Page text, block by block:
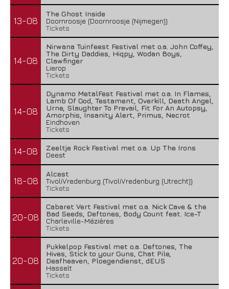
Waterparks – Jinx
13-08
The Ghost Inside
Doornroosje (Doornroosje (Nijmegen))
Tickets
14-08
Nirwana Tuinfeest Festival met o.a. John Coffey,
The Dirty Daddies, Hiqpy, Wodan Boys,
Clawfinger
Lierop
Tickets
14-08
Dynamo MetalFest Festival met o.a. In Flames,
Lamb Of God, Testament, Overkill, Death Angel,
Urne, Slaughter To Prevail, Fit For An Autopsy,
Amorphis, Insanity Alert, Primus, Necrot
Eindhoven
Tickets
14-08
Zeeltje Rock Festival met o.a. Up The Irons
Deest
18-08
Alcest
TivoliVredenburg (TivoliVredenburg (Utrecht))
Tickets
20-08
Cabaret Vert Festival met o.a. Nick Cave & the
Bad Seeds, Deftones, Body Count feat. Ice-T
Charleville-Mézières
Tickets
20-08
Pukkelpop Festival met o.a. Deftones, The
Hives, Stick to your Guns, Chat Pile,
Deafheaven, Ploegendienst, dEUS
Hasselt
Tickets